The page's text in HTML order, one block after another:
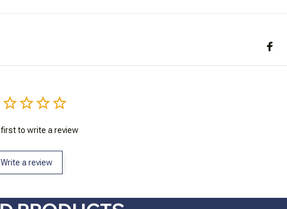
first to write a review
Write a review